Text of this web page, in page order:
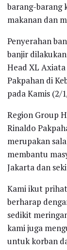
barang-barang
makanan dan
Penyerahan
banjir
Head XL
Pakpahan di
pada Kamis (2/
Region Group
Rinaldo
merupakan
membantu
Jakarta dan
Kami ikut
berharap
sedikit
kami juga
untuk korban